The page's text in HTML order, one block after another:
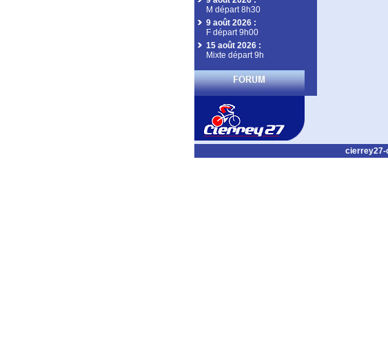
M départ 8h30
9 août 2026 :
F départ 9h00
15 août 2026 :
Mixte départ 9h
cierrey27-